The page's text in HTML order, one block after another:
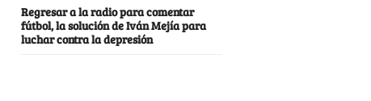
Regresar a la radio para comentar
fútbol, la solución de Iván Mejía para
luchar contra la depresión